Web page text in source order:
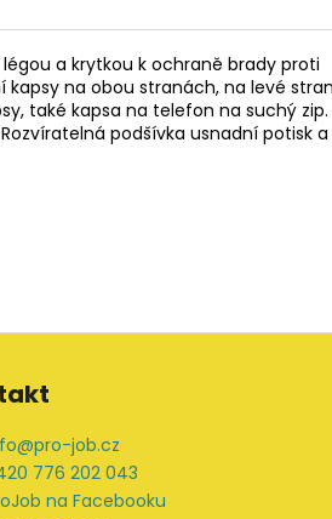
a krytkou k ochraně brady proti
na obou stranách, na levé
také kapsa na telefon na suchý zip.
podšívka usnadní potisk a
@pro-job.cz
776 202 043
na Facebooku